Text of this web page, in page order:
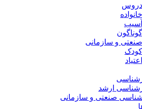
دروس
آسیب
صنعتی و سازمانی
کودک
ارشد
صنعتی و سازمانی